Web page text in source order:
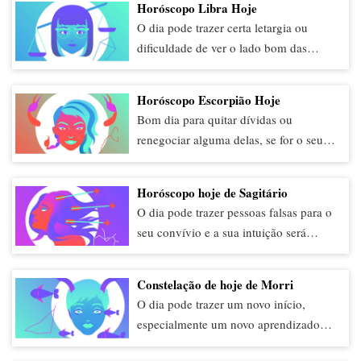
conquistar algo ou fazer bons negócios.
não ficar inseguro. É preciso tomar
decisões rápidas e evitar a dispersão. As
amizades ou as pessoas próximas
Horóscopo Libra Hoje
O dia pode trazer certa letargia ou
dificuldade de ver o lado bom das
coisas. Evite acreditar em críticas e
aceitação e confiar na própria intuição.
Abandone a estagnação. É o momento
ideal para se manter mais econômico.
Horóscopo Escorpião Hoje
Bom dia para quitar dívidas ou
renegociar alguma delas, se for o seu
caso. Saiba se reinventar. Você
iniciativa e ver o lado bom das coisas.
Além disso, tome cuidado com a
soberba ou gastos em excesso, pois é
Horóscopo hoje de Sagitário
O dia pode trazer pessoas falsas para o
seu convívio e a sua intuição será
ativada, então seja discreto e se afaste.
quem divide seus planos mais íntimos e
selecione melhor suas amizades. No
mais, o dia pode trazer muita
criatividade e força de organização: é
Constelação de hoje de Morri
O dia pode trazer um novo início,
especialmente um novo aprendizado
que você vai gostar muito. É um